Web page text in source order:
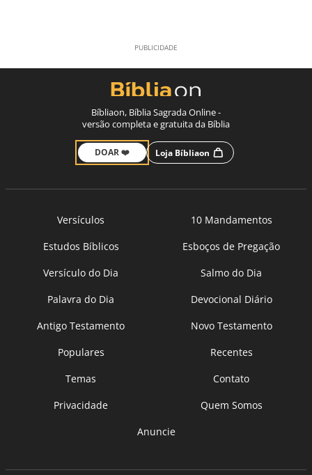
Bíbliaon, Bíblia Sagrada Online -
versão completa e gratuita da Bíblia
DOAR ❤️ Loja Bíbliaon
Versículos
10 Mandamentos
Estudos Bíblicos
Esboços de Pregação
Versículo do Dia
Salmo do Dia
Palavra do Dia
Devocional Diário
Antigo Testamento
Novo Testamento
Populares
Recentes
Temas
Contato
Privacidade
Quem Somos
Anuncie